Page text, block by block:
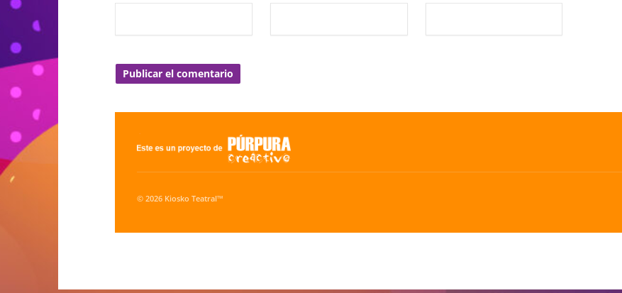
© 2026 Kiosko Teatral™